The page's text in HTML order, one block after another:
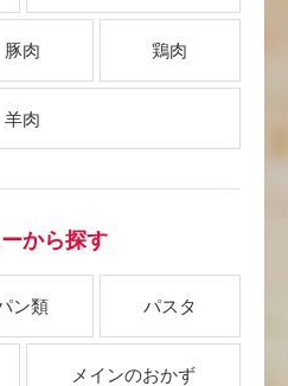
豚肉 鶏肉
羊肉
から探す
ン類 パスタ
メインのおかず